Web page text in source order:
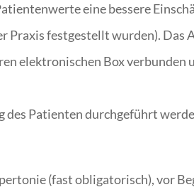
eine bessere
festgestellt wurden). Das
elektronischen Box verbunden
Patienten durchgeführt
(fast obligatorisch), vor